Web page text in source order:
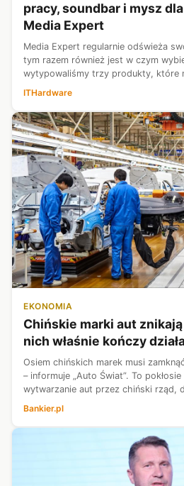
pracy, soundbar i mysz
Media Expert
Media Expert regularnie odświeża
tym razem również jest w czym
wytypowaliśmy trzy produkty, które
gustu osobom lubiącym
ITHardware
EKONOMIA
Chińskie marki aut
nich właśnie kończy
Osiem chińskich marek musi
– informuje „Auto Świat”. To
wytwarzanie aut przez chiński rząd,
spadający o 20 proc. popyt na
Polsce c...
Bankier.pl